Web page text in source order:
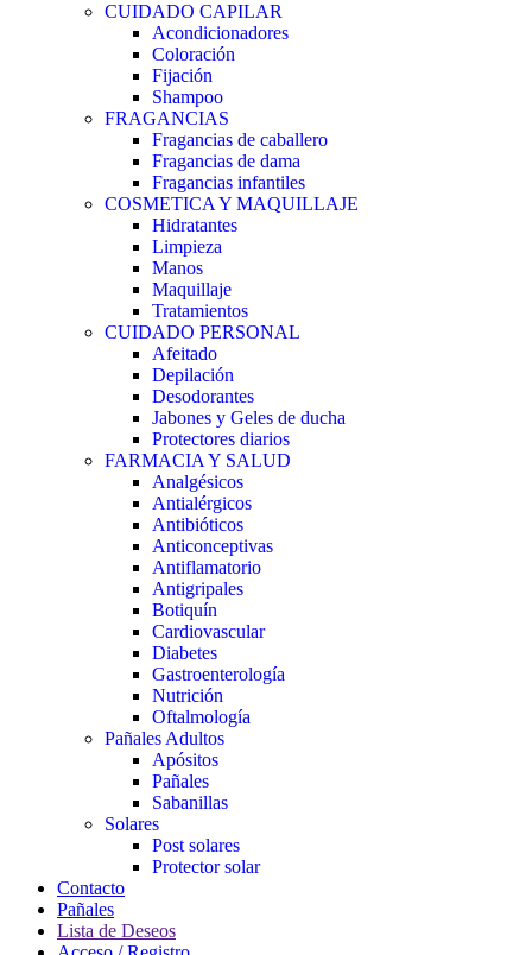
CUIDADO CAPILAR
Acondicionadores
Coloración
Fijación
Shampoo
FRAGANCIAS
Fragancias de caballero
Fragancias de dama
Fragancias infantiles
COSMETICA Y MAQUILLAJE
Hidratantes
Limpieza
Manos
Maquillaje
Tratamientos
CUIDADO PERSONAL
Afeitado
Depilación
Desodorantes
Jabones y Geles de ducha
Protectores diarios
FARMACIA Y SALUD
Analgésicos
Antialérgicos
Antibióticos
Anticonceptivas
Antiflamatorio
Antigripales
Botiquín
Cardiovascular
Diabetes
Gastroenterología
Nutrición
Oftalmología
Pañales Adultos
Apósitos
Pañales
Sabanillas
Solares
Post solares
Protector solar
Contacto
Pañales
Lista de Deseos